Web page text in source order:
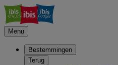
Menu
Bestemmingen
Terug